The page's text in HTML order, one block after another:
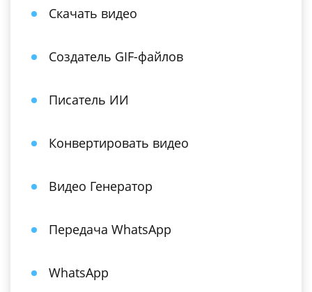
Скачать видео
Создатель GIF-файлов
Писатель ИИ
Конвертировать видео
Видео Генератор
Передача WhatsApp
WhatsApp